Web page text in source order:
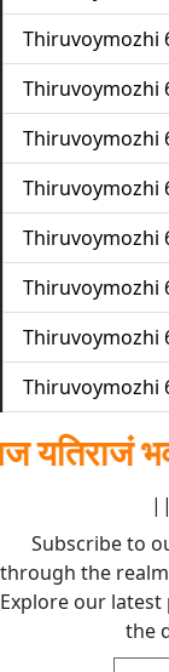
Thiruvoymozhi
Thiruvoymozhi
Thiruvoymozhi
Thiruvoymozhi
Thiruvoymozhi
Thiruvoymozhi
Thiruvoymozhi
Thiruvoymozhi
भवभीरो
Subscribe to
through the
Explore our
the